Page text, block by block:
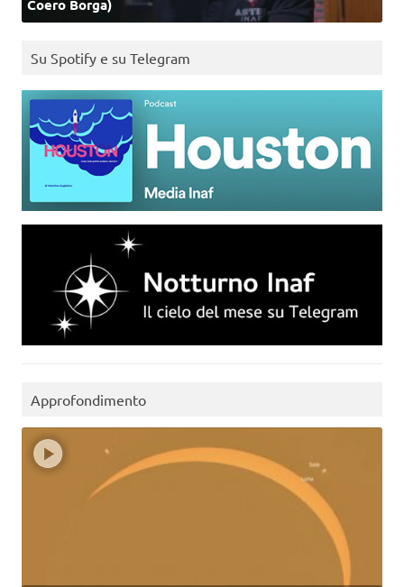
Coero Borga)
Su Spotify e su Telegram
Approfondimento